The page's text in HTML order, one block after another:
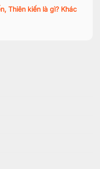
Thiên kiến là gì? Khác